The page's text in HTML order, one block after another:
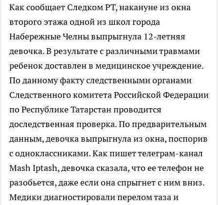
Как сообщает Следком РТ, накануне из окна
второго этажа одной из школ города
Набережные Челны выпрыгнула 12-летняя
девочка. В результате с различными травмами
ребенок доставлен в медицинское учреждение.
По данному факту следственными органами
Следственного комитета Российской Федерации
по Республике Татарстан проводится
доследственная проверка. По предварительным
данным, девочка выпрыгнула из окна, поспорив
с одноклассниками. Как пишет телеграм-канал
Mash Iptash, девочка сказала, что ее телефон не
разобьется, даже если она спрыгнет с ним вниз.
Медики диагностировали перелом таза и